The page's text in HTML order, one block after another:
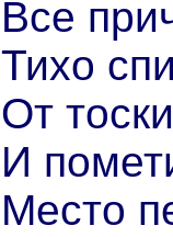
Все
Тихо
От
И
Место